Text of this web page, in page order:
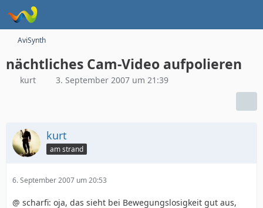
AviSynth
nächtliches Cam-Video aufpolieren
kurt 3. September 2007 um 21:39
kurt
am strand
6. September 2007 um 20:53
@ scharfi: oja, das sieht bei Bewegungslosigkeit gut aus,